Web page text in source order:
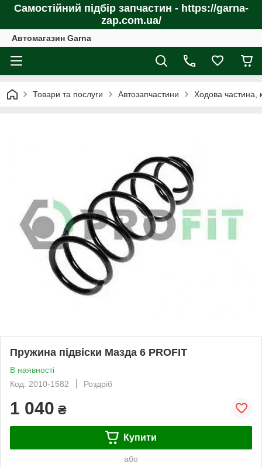
Самостійний підбір запчастин - https://garna-
zap.com.ua/
Автомагазин Garna
Товари та послуги Автозапчастини Ходова частина,
Пружина підвіски Мазда 6 PROFIT
В наявності
Код: 2010-1582
Роздріб
1 040 ₴
Купити
або